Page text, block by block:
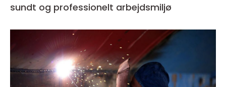
sundt og professionelt arbejdsmiljø